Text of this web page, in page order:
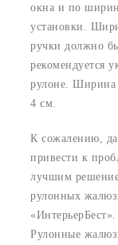
окна и по
установки.
ручки должно
рекомендуется
рулоне. Ширина
4 см.
К сожалению,
привести к
лучшим
рулонных
«ИнтерьерБест».
Рулонные